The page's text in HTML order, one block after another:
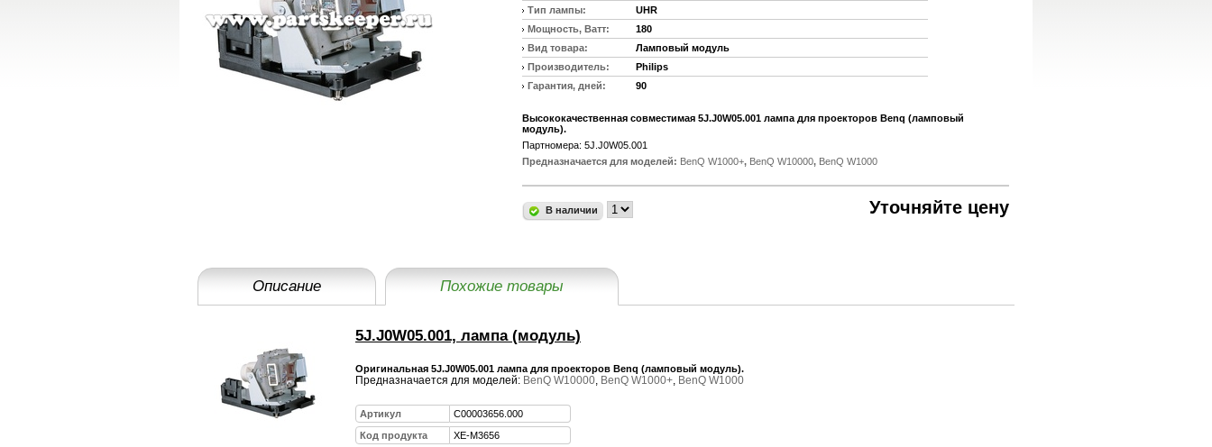
Тип лампы:
UHR
Мощность, Ватт:
180
Вид товара:
Ламповый модуль
Производитель:
Philips
Гарантия, дней:
90
Высококачественная совместимая 5J.J0W05.001 лампа для проекторов Benq (ламповый
модуль).
Партномера: 5J.J0W05.001
Предназначается для моделей: BenQ W1000+, BenQ W10000, BenQ W1000
В наличии Уточняйте цену
Описание Похожие товары
5J.J0W05.001, лампа (модуль)
Оригинальная 5J.J0W05.001 лампа для проекторов Benq (ламповый модуль).
Предназначается для моделей: BenQ W10000 BenQ W1000+ BenQ W1000
Артикул
C00003656.000
Код продукта
XE-M3656